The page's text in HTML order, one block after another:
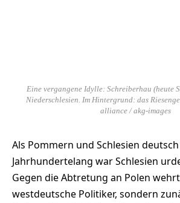
Eine vergangene Idylle: Schreiberhau (heute
Niederschlesien. Im Hintergrund: das
alliance / akg-images
Als Pommern und Schlesien
Jahrhundertelang war Schlesien
Gegen die Abtretung an Polen
westdeutsche Politiker, sondern